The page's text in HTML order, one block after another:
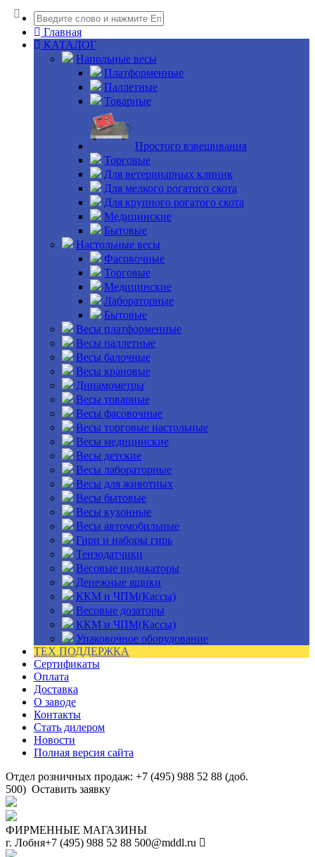
Главная
КАТАЛОГ
Напольные весы
Платформенные
Паллетные
Товарные
Простого взвешивания
Торговые
Для ветеринарных клиник
Для мелкого рогатого скота
Для крупного рогатого скота
Медицинские
Бытовые
Настольные весы
Фасовочные
Торговые
Медицинские
Лабораторные
Бытовые
Весы платформенные
Весы паллетные
Весы балочные
Весы крановые
Динамометры
Весы товарные
Весы фасовочные
Весы торговые настольные
Весы медицинские
Весы детские
Весы лабораторные
Весы для животных
Весы бытовые
Весы кухонные
Весы автомобильные
Гири и наборы гирь
Тензодатчики
Весовые индикаторы
Денежные ящики
ККМ и ЧПМ(Кассы)
Весовые дозаторы
ККМ и ЧПМ(Кассы)
Упаковочное оборудование
ТЕХ ПОДДЕРЖКА
Сертификаты
Оплата
Доставка
О заводе
Контакты
Стать дилером
Новости
Полная версия сайта
Отдел розничных продаж: +7 (495) 988 52 88 (доб.
500) Оставить заявку
ФИРМЕННЫЕ МАГАЗИНЫ
г. Лобня+7 (495) 988 52 88 500@mddl.ru